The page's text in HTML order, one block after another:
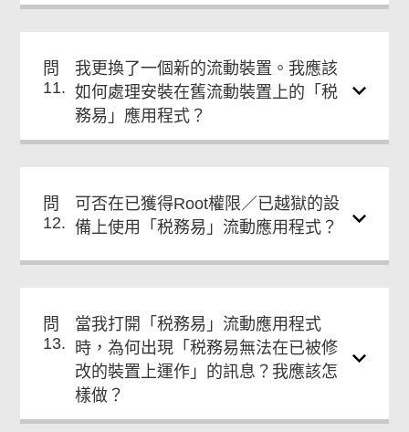
問
11.
我更換了一個新的流動裝置。我應該
如何處理安裝在舊流動裝置上的「税
務易」應用程式？
問
12.
可否在已獲得Root權限／已越獄的設
備上使用「税務易」流動應用程式？
問
13.
當我打開「税務易」流動應用程式
時，為何出現「税務易無法在已被修
改的裝置上運作」的訊息？我應該怎
樣做？